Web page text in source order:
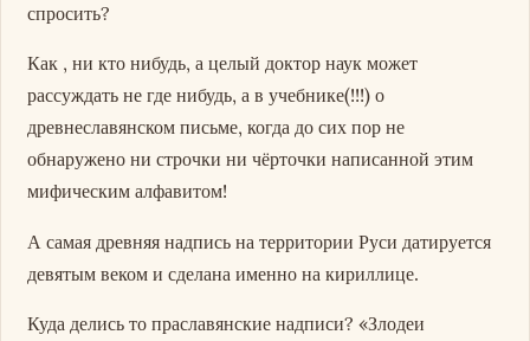
спросить?
Как , ни кто нибудь, а целый доктор наук может
рассуждать не где нибудь, а в учебнике(!!!) о
древнеславянском письме, когда до сих пор не
обнаружено ни строчки ни чёрточки написанной этим
мифическим алфавитом!
А самая древняя надпись на территории Руси датируется
девятым веком и сделана именно на кириллице.
Куда делись то праславянские надписи? «Злодеи